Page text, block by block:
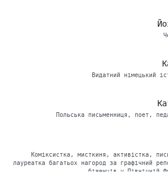
Видатний німецький
Польська письменниця, поет,
Коміксистка, мисткиня, активістка,
лауреатка багатьох нагород за графічний
біженців у Північній